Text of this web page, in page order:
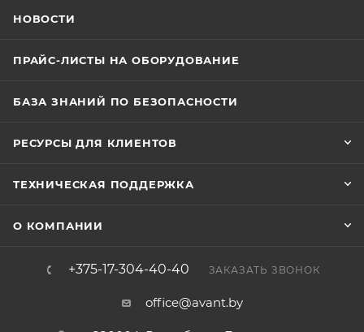
НОВОСТИ
ПРАЙС-ЛИСТЫ НА ОБОРУДОВАНИЕ
БАЗА ЗНАНИЙ ПО БЕЗОПАСНОСТИ
РЕСУРСЫ ДЛЯ КЛИЕНТОВ
ТЕХНИЧЕСКАЯ ПОДДЕРЖКА
О КОМПАНИИ
+375-17-304-40-40 ЗАКАЗАТЬ ЗВОНОК
office@avant.by